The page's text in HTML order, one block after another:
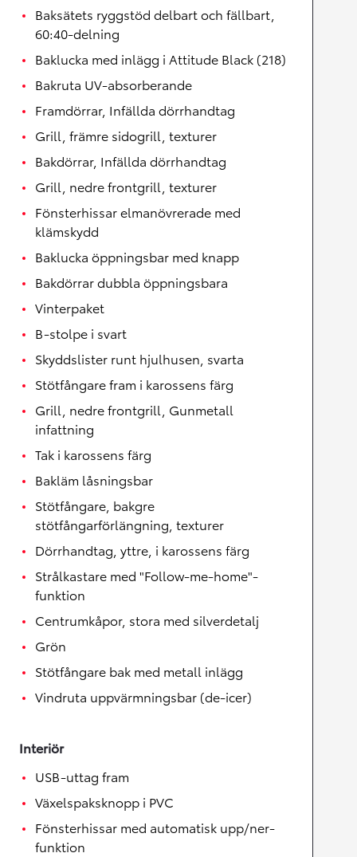
Baksätets ryggstöd delbart och fällbart,
60:40-delning
Baklucka med inlägg i Attitude Black (218)
Bakruta UV-absorberande
Framdörrar, Infällda dörrhandtag
Grill, främre sidogrill, texturer
Bakdörrar, Infällda dörrhandtag
Grill, nedre frontgrill, texturer
Fönsterhissar elmanövrerade med
klämskydd
Baklucka öppningsbar med knapp
Bakdörrar dubbla öppningsbara
Vinterpaket
B-stolpe i svart
Skyddslister runt hjulhusen, svarta
Stötfångare fram i karossens färg
Grill, nedre frontgrill, Gunmetall
infattning
Tak i karossens färg
Bakläm låsningsbar
Stötfångare, bakgre
stötfångarförlängning, texturer
Dörrhandtag, yttre, i karossens färg
Strålkastare med "Follow-me-home"-
funktion
Centrumkåpor, stora med silverdetalj
Grön
Stötfångare bak med metall inlägg
Vindruta uppvärmningsbar (de-icer)
Interiör
USB-uttag fram
Växelspaksknopp i PVC
Fönsterhissar med automatisk upp/ner-
funktion